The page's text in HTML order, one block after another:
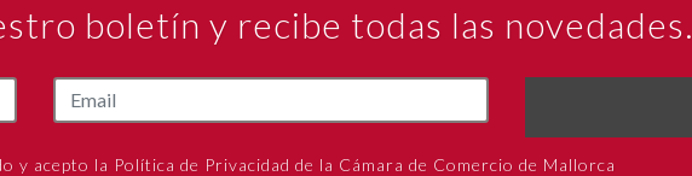
boletín y recibe todas las novedades.
y acepto la Política de Privacidad de la Cámara de Comercio de Mallorca